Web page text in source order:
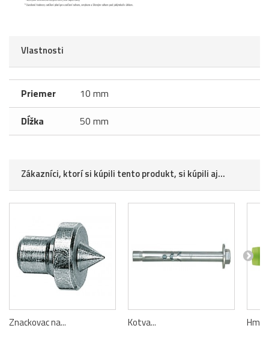
Vlastnosti
Priemer
10 mm
Dĺžka
50 mm
Zákazníci, ktorí si kúpili tento produkt, si kúpili aj...
Znackovac na... Kotva...